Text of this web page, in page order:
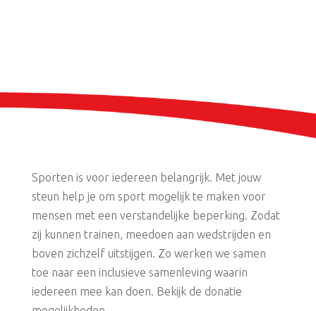
Sporten is voor iedereen belangrijk. Met jouw
steun help je om sport mogelijk te maken voor
mensen met een verstandelijke beperking. Zodat
zij kunnen trainen, meedoen aan wedstrijden en
boven zichzelf uitstijgen. Zo werken we samen
toe naar een inclusieve samenleving waarin
iedereen mee kan doen. Bekijk de donatie